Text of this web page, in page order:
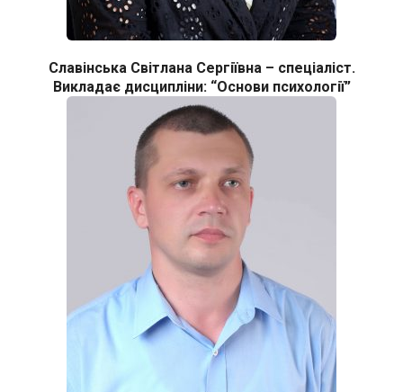
Славінська Світлана Сергіївна – спеціаліст.
Викладає дисципліни: “Основи психології”